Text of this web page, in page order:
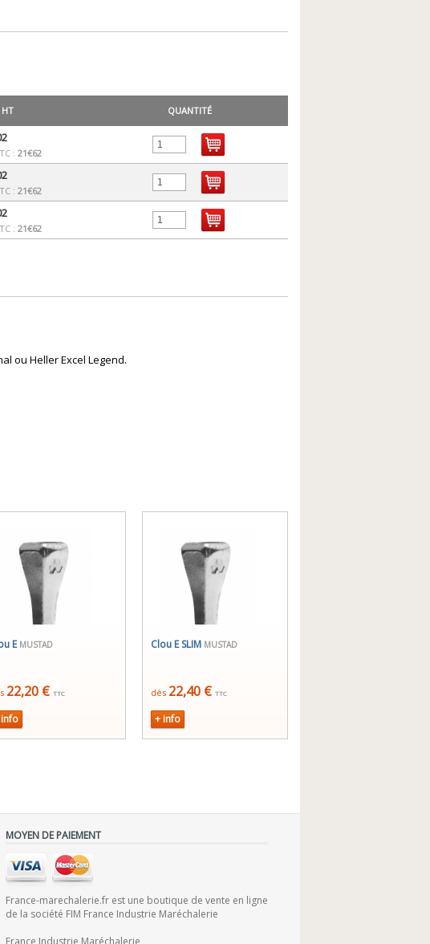
HT QUANTITÉ
: 21€62
: 21€62
: 21€62
ou Heller Excel Legend.
E MUSTAD
22,20 € TTC
Clou E SLIM MUSTAD
dès 22,40 € TTC
+ info
MOYEN DE PAIEMENT
France-marechalerie.fr est une boutique de vente en ligne
de la société FIM France Industrie Maréchalerie
France Industrie Maréchalerie